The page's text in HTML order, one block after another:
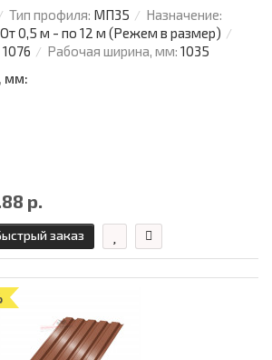
Тип профиля: МП35
Назначение:
От 0,5 м - по 12 м (Режем в размер)
1076 Рабочая ширина, мм: 1035
мм:
р.
заказ